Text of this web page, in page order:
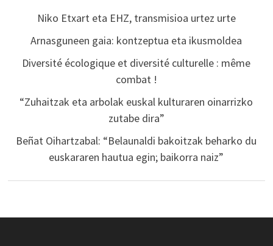
Niko Etxart eta EHZ, transmisioa urtez urte
Arnasguneen gaia: kontzeptua eta ikusmoldea
Diversité écologique et diversité culturelle : même
combat !
“Zuhaitzak eta arbolak euskal kulturaren oinarrizko
zutabe dira”
Beñat Oihartzabal: “Belaunaldi bakoitzak beharko du
euskararen hautua egin; baikorra naiz”